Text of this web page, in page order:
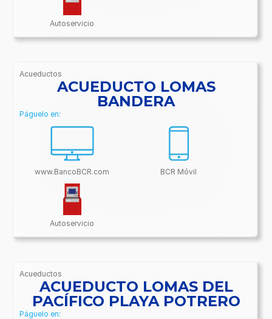
Autoservicio
Acueductos
/BancoBCR-
Contenido/Conectividades/Acueductos
ACUEDUCTO LOMAS
BANDERA
Páguelo en:
www.BancoBCR.com BCR Móvil
Autoservicio
Acueductos
/BancoBCR-
Contenido/Conectividades/Acueductos
ACUEDUCTO LOMAS DEL
PACÍFICO PLAYA POTRERO
Páguelo en: